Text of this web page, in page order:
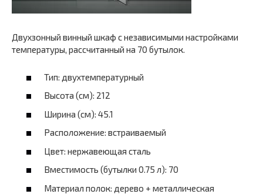
Двухзонный винный шкаф с независимыми настройками
температуры, рассчитанный на 70 бутылок.
Тип: двухтемпературный
Высота (см): 212
Ширина (см): 45.1
Расположение: встраиваемый
Цвет: нержавеющая сталь
Вместимость (бутылки 0.75 л): 70
Материал полок: дерево + металлическая